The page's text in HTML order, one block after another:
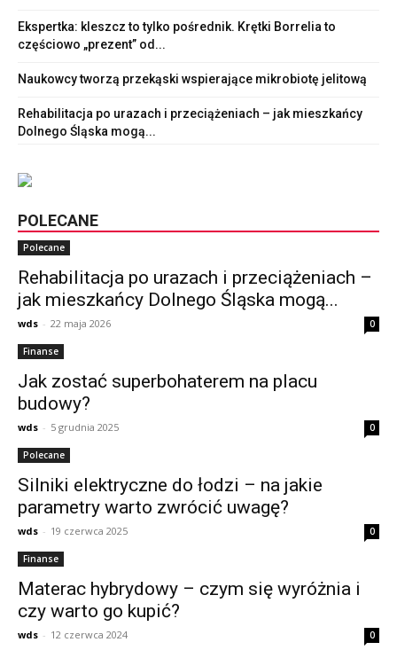
Ekspertka: kleszcz to tylko pośrednik. Krętki Borrelia to
częściowo „prezent” od...
Naukowcy tworzą przekąski wspierające mikrobiotę jelitową
Rehabilitacja po urazach i przeciążeniach – jak mieszkańcy
Dolnego Śląska mogą...
POLECANE
Polecane
Rehabilitacja po urazach i przeciążeniach –
jak mieszkańcy Dolnego Śląska mogą...
wds - 22 maja 2026 0
Finanse
Jak zostać superbohaterem na placu
budowy?
wds - 5 grudnia 2025 0
Polecane
Silniki elektryczne do łodzi – na jakie
parametry warto zwrócić uwagę?
wds - 19 czerwca 2025 0
Finanse
Materac hybrydowy – czym się wyróżnia i
czy warto go kupić?
wds - 12 czerwca 2024 0